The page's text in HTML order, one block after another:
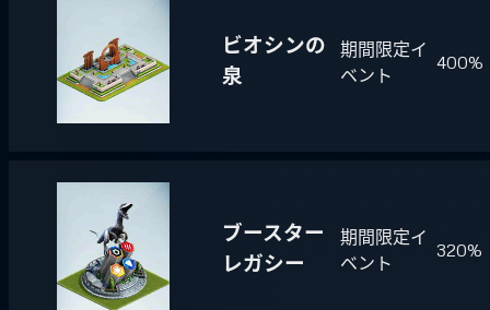
ビオシンの
泉
期間限定イ
ベント
400%
ブースター
レガシー
期間限定イ
ベント
320%